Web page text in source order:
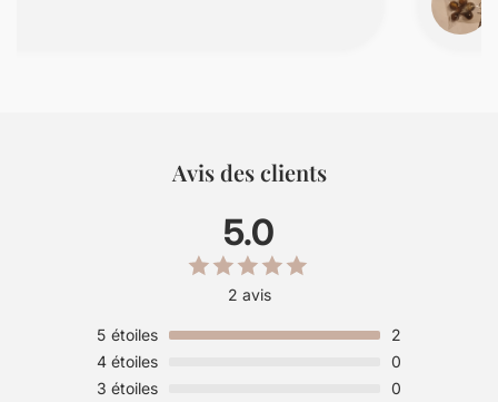
Avis des clients
5.0
2 avis
5 étoiles
2
4étoiles
0
3 étoiles
0